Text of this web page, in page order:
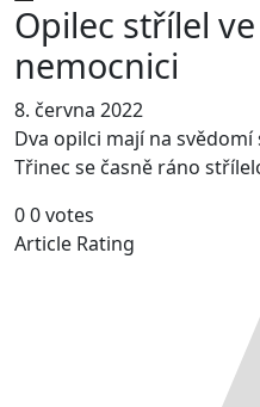
Opilec střílel
nemocnici
8. června 2022
Dva opilci mají na
Třinec se časně ráno
00votes
Article Rating